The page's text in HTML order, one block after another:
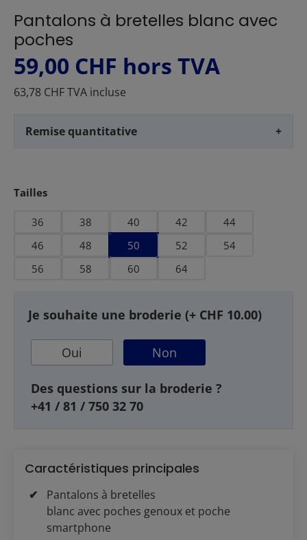
Pantalons à bretelles blanc avec
poches
59,00 CHF hors TVA
63,78 CHF TVA incluse
Remise quantitative +
Sélectionnez
Tailles
36 38 40 42
44
46
48 50 52
54
56
58 60 64
Je souhaite une broderie (+ CHF 10.00)
Oui Non
Des questions sur la broderie ?
+41 / 81 / 750 32 70
Caractéristiques principales
Pantalons à bretelles
blanc avec poches genoux et poche
smartphone